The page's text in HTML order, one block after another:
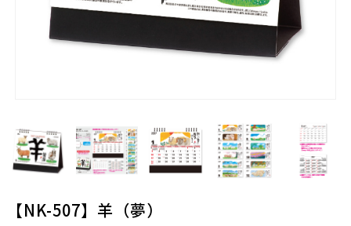
【NK-507】羊（夢）